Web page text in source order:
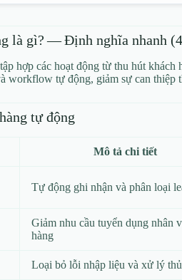
là gì? — Định nghĩa nhanh
hợp các hoạt động từ thu hút khách
workflow tự động, giảm sự can thiệp
tự động
Mô tả chi tiết
Tự động ghi nhận và phân loại
Giảm nhu cầu tuyển dụng nhân
hàng
Loại bỏ lỗi nhập liệu và xử lý